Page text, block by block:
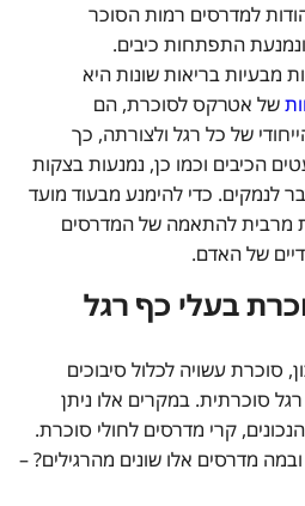
למדרסים רמות הסוכר
התפתחות כיבים.
מבעיות בריאות שונות היא
של אטרקס לסוכרת, הם
של כל רגל ולצורתה, כך
הכיבים וכמו כן, נמנעות בצקות
לנמקים. כדי להימנע מבעוד מועד
מרבית להתאמה של המדרסים
של האדם.
בעלי כף רגל
סוכרת עשויה לכלול סיבוכים
סוכרתית. במקרים אלו ניתן
קרי מדרסים לחולי סוכרת.
מדרסים אלו שונים מהרגילים? –